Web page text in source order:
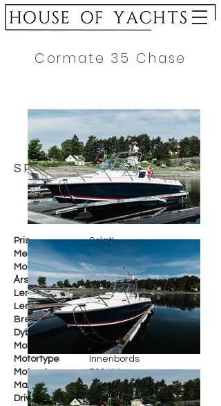
Cormate 35 Chase
SPESIFIKASJON
Pris
Solgt!
Merke
Cormate
Modell
35 Chase
Årsmodell
2023
Lengde i cm
1067 cm
Lengde i fot
35 fot
Bredde
255 cm
Dybde
Motorfabrikant
2 x Mercruiser 350 V8
Motortype
Innenbords
Motorstr.
700 HK
Maks fart
60 knop
Drivstoff
Bensin